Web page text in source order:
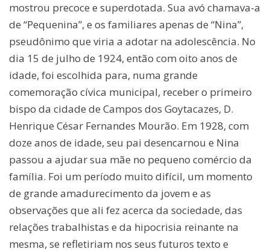
mostrou precoce e superdotada. Sua avó chamava-a
de “Pequenina”, e os familiares apenas de “Nina”,
pseudônimo que viria a adotar na adolescência. No
dia 15 de julho de 1924, então com oito anos de
idade, foi escolhida para, numa grande
comemoração cívica municipal, receber o primeiro
bispo da cidade de Campos dos Goytacazes, D.
Henrique César Fernandes Mourão. Em 1928, com
doze anos de idade, seu pai desencarnou e Nina
passou a ajudar sua mãe no pequeno comércio da
família. Foi um período muito difícil, um momento
de grande amadurecimento da jovem e as
observações que ali fez acerca da sociedade, das
relações trabalhistas e da hipocrisia reinante na
mesma, se refletiriam nos seus futuros texto e